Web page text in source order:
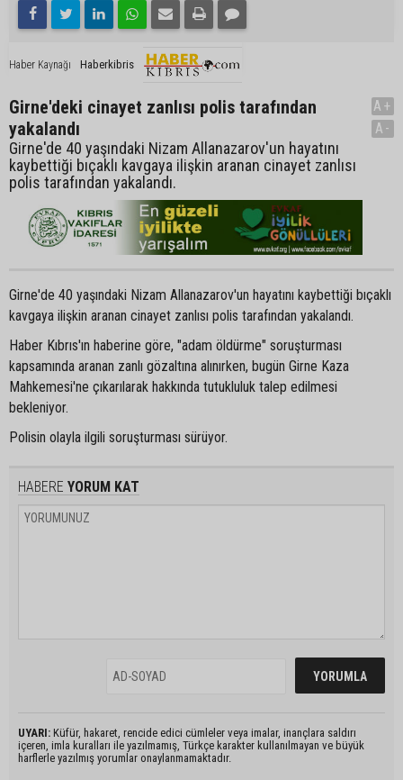
Haber Kaynağı Haberkibris
Girne'deki cinayet zanlısı polis tarafından
yakalandı
Girne'de 40 yaşındaki Nizam Allanazarov'un hayatını
kaybettiği bıçaklı kavgaya ilişkin aranan cinayet zanlısı
polis tarafından yakalandı.
A+
A-
Girne'de 40 yaşındaki Nizam Allanazarov'un hayatını kaybettiği bıçaklı
kavgaya ilişkin aranan cinayet zanlısı polis tarafından yakalandı.
Haber Kıbrıs'ın haberine göre, "adam öldürme" soruşturması
kapsamında aranan zanlı gözaltına alınırken, bugün Girne Kaza
Mahkemesi'ne çıkarılarak hakkında tutukluluk talep edilmesi
bekleniyor.
Polisin olayla ilgili soruşturması sürüyor.
HABERE YORUM KAT
UYARI: Küfür, hakaret, rencide edici cümleler veya imalar, inançlara saldırı
içeren, imla kuralları ile yazılmamış, Türkçe karakter kullanılmayan ve büyük
harflerle yazılmış yorumlar onaylanmamaktadır.